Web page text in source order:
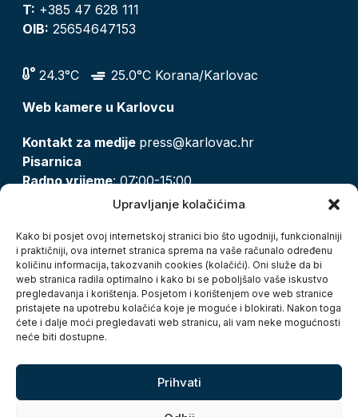
Upravljanje kolačićima
Kako bi posjet ovoj internetskoj stranici bio što ugodniji, funkcionalniji
i praktičniji, ova internet stranica sprema na vaše računalo određenu
količinu informacija, takozvanih cookies (kolačići). Oni služe da bi
web stranica radila optimalno i kako bi se poboljšalo vaše iskustvo
pregledavanja i korištenja. Posjetom i korištenjem ove web stranice
pristajete na upotrebu kolačića koje je moguće i blokirati. Nakon toga
ćete i dalje moći pregledavati web stranicu, ali vam neke mogućnosti
neće biti dostupne.
Prihvati
T: +385 47 628 111
OIB: 25654647153
24.3°C
25.0°C Korana/Karlovac
Web kamere u Karlovcu
Kontakt za medije press@karlovac.hr
Pisarnica
Radno vrijeme: 07:00-15:00
pisarnica@karlovac.hr
Zaštita osobnih podataka
Pristup informacijama
Kolačići
Izjava o pristupačnosti
Turistička zajednica grada Karlovca